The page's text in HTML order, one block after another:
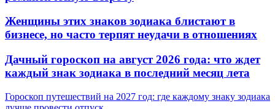
Женщины этих знаков зодиака блистают в
бизнесе, но часто терпят неудачи в отношениях
Дачный гороскоп на август 2026 года: что ждет
каждый знак зодиака в последний месяц лета
Гороскоп путешествий на 2027 год: где каждому знаку зодиака